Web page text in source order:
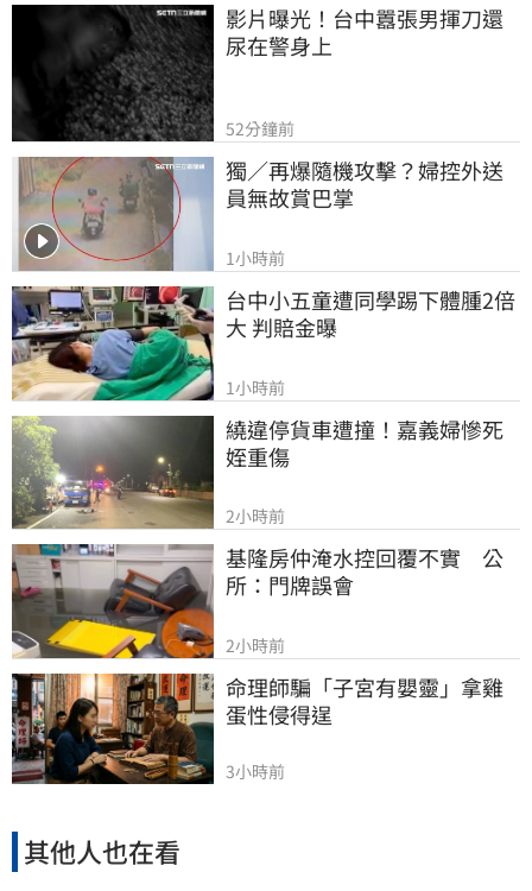
影片曝光！台中囂張男揮刀還
尿在警身上
52分鐘前
獨／再爆隨機攻擊？婦控外送
員無故賞巴掌
1小時前
台中小五童遭同學踢下體腫2倍
大 判賠金曝
1小時前
繞違停貨車遭撞！嘉義婦慘死
姪重傷
2小時前
基隆房仲淹水控回覆不實　公
所：門牌誤會
2小時前
命理師騙「子宮有嬰靈」拿雞
蛋性侵得逞
3小時前
其他人也在看